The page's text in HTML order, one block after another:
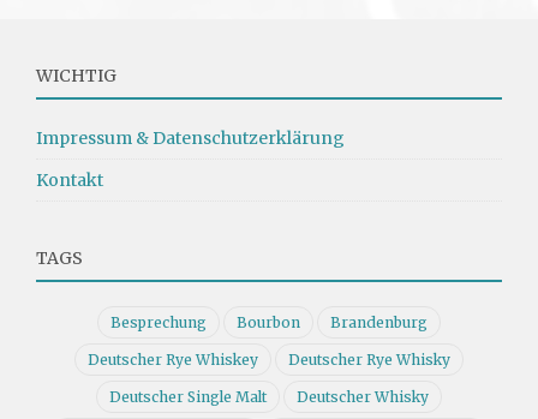
WICHTIG
Impressum & Datenschutzerklärung
Kontakt
TAGS
Besprechung Bourbon Brandenburg
Deutscher Rye Whiskey Deutscher Rye Whisky
Deutscher Single Malt Deutscher Whisky